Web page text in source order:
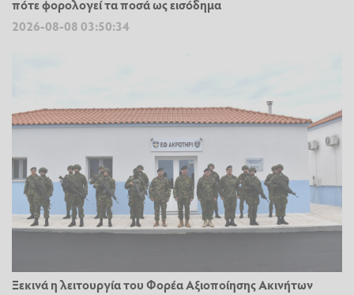
πότε φορολογεί τα ποσά ως εισόδημα
2026-08-08 03:50:34
Ξεκινά η λειτουργία του Φορέα Αξιοποίησης Ακινήτων